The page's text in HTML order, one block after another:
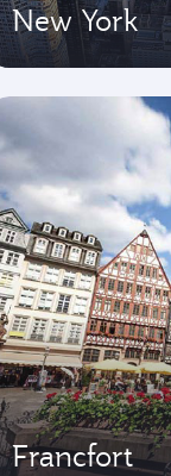
New York
Francfort